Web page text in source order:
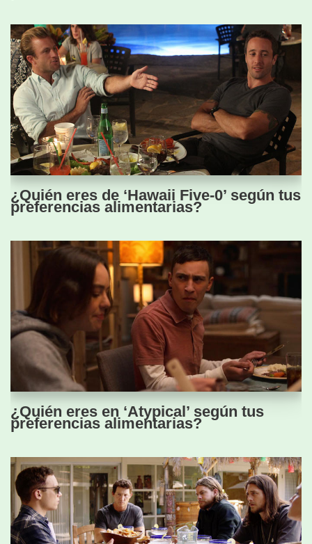
¿Quién eres de ‘Hawaii Five-0’ según tus
preferencias alimentarias?
¿Quién eres en ‘Atypical’ según tus
preferencias alimentarias?